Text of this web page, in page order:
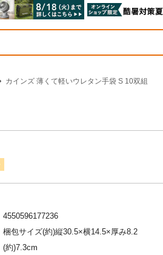
カインズ 薄くて軽いウレタン手袋 S 10双組
4550596177236
梱包サイズ(約)縦30.5×横14.5×厚み8.2
(約)7.3cm